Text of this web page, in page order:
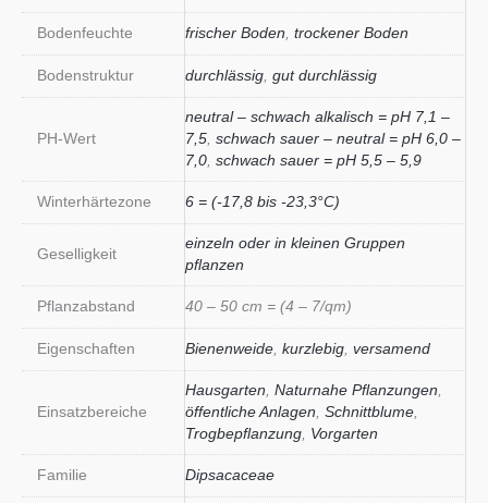
Bodenfeuchte frischer Boden trockener Boden
Bodenstruktur durchlässig gut durchlässig
PH-Wert
neutral – schwach alkalisch = pH 7,1 –
7,5 schwach sauer – neutral = pH 6,0 –
7,0 schwach sauer = pH 5,5 – 5,9
Winterhärtezone 6 = (-17,8 bis -23,3°C)
Geselligkeit
einzeln oder in kleinen Gruppen
pflanzen
Pflanzabstand 40 – 50 cm = (4 – 7/qm)
Eigenschaften Bienenweide kurzlebig versamend
Einsatzbereiche
Hausgarten Naturnahe Pflanzungen
öffentliche Anlagen Schnittblume
Trogbepflanzung Vorgarten
Familie Dipsacaceae